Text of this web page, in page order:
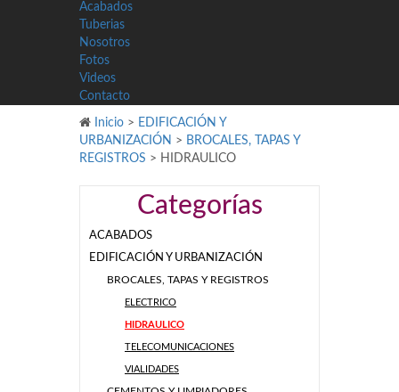
Acabados
Tuberias
Nosotros
Fotos
Videos
Contacto
Inicio > EDIFICACIÓN Y
URBANIZACIÓN > BROCALES, TAPAS Y
REGISTROS > HIDRAULICO
Categorías
ACABADOS
EDIFICACIÓN Y URBANIZACIÓN
BROCALES, TAPAS Y REGISTROS
ELECTRICO
HIDRAULICO
TELECOMUNICACIONES
VIALIDADES